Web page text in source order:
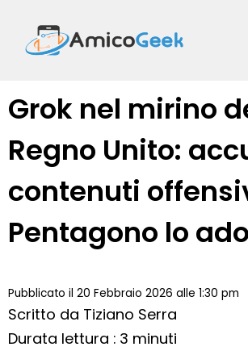
contenuto
Grok nel mirino
Regno Unito:
contenuti
Pentagono lo
Pubblicato il 20 Febbraio 2026 alle 1:30 pm
Scritto da Tiziano Serra
Durata lettura : 3 minuti